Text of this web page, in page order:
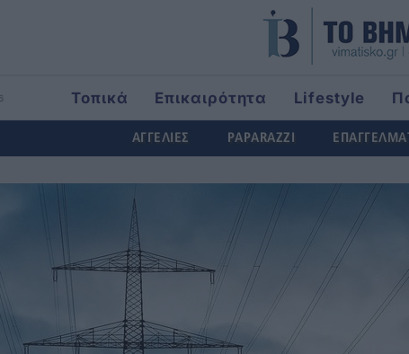
Τοπικά Επικαιρότητα Lifestyle
Around The World
ΑΓΓΕΛΙΕΣ PAPARAZZI